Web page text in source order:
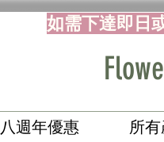
如需下達即日
八週年優惠 所